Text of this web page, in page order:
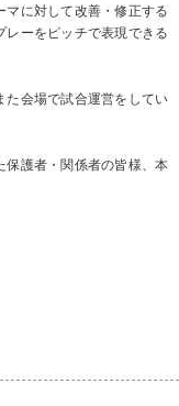
マに対して改善・修正する
レーをピッチで表現できる
た会場で試合運営をしてい
保護者・関係者の皆様、本